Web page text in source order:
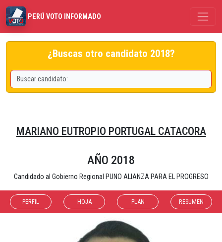
PERÚ VOTO INFORMADO
¿Buscas otro candidato 2018?
MARIANO EUTROPIO PORTUGAL CATACORA
AÑO 2018
Candidado al Gobierno Regional PUNO ALIANZA PARA EL PROGRESO
PERFIL HOJA PLAN RESUMEN